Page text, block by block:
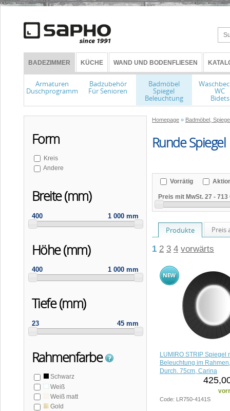
BADEZIMMER KÜCHE WAND UND BODENFLIESEN
Armaturen
Duschprogramm
Badzubehör
Für Senioren
Badmöbel
Spiegel
Beleuchtung
WC
Bidets
Homepage » Badmöbel,
Runde Spiegel
Form
Kreis
Andere
Breite (mm)
400 1 000 mm
Höhe (mm)
400 1 000 mm
Tiefe (mm)
23 45 mm
Rahmenfarbe
Schwarz
Weiß
Weiß matt
Gold
Vorrätig
Preis mit MwSt. 27 - 713
Produkte Preis
1 2 3 4 vorwärts
LUMIRO STRIP Spiegel
Beleuchtung im
Durch. 75cm, Carina
Code: LR750-4141S